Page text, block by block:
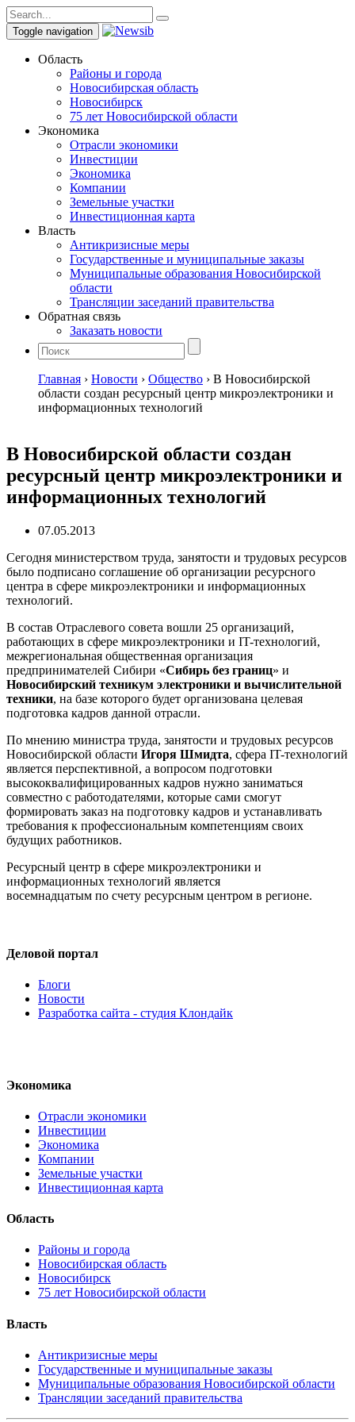
Toggle navigation
Область
Районы и города
Новосибирская область
Новосибирск
75 лет Новосибирской области
Экономика
Отрасли экономики
Инвестиции
Экономика
Компании
Земельные участки
Инвестиционная карта
Власть
Антикризисные меры
Государственные и муниципальные заказы
Муниципальные образования Новосибирской
области
Трансляции заседаний правительства
Обратная связь
Заказать новости
Главная › Новости › Общество › В Новосибирской
области создан ресурсный центр микроэлектроники и
информационных технологий
В Новосибирской области создан
ресурсный центр микроэлектроники и
информационных технологий
07.05.2013
Сегодня министерством труда, занятости и трудовых ресурсов
было подписано соглашение об организации ресурсного
центра в сфере микроэлектроники и информационных
технологий.
В состав Отраслевого совета вошли 25 организаций,
работающих в сфере микроэлектроники и IT-технологий,
межрегиональная общественная организация
предпринимателей Сибири «Сибирь без границ» и
Новосибирский техникум электроники и вычислительной
техники, на базе которого будет организована целевая
подготовка кадров данной отрасли.
По мнению министра труда, занятости и трудовых ресурсов
Новосибирской области Игоря Шмидта, сфера IT-технологий
является перспективной, а вопросом подготовки
высококвалифицированных кадров нужно заниматься
совместно с работодателями, которые сами смогут
формировать заказ на подготовку кадров и устанавливать
требования к профессиональным компетенциям своих
будущих работников.
Ресурсный центр в сфере микроэлектроники и
информационных технологий является
восемнадцатым по счету ресурсным центром в регионе.
Деловой портал
Блоги
Новости
Разработка сайта - студия Клондайк
Экономика
Отрасли экономики
Инвестиции
Экономика
Компании
Земельные участки
Инвестиционная карта
Область
Районы и города
Новосибирская область
Новосибирск
75 лет Новосибирской области
Власть
Антикризисные меры
Государственные и муниципальные заказы
Муниципальные образования Новосибирской области
Трансляции заседаний правительства